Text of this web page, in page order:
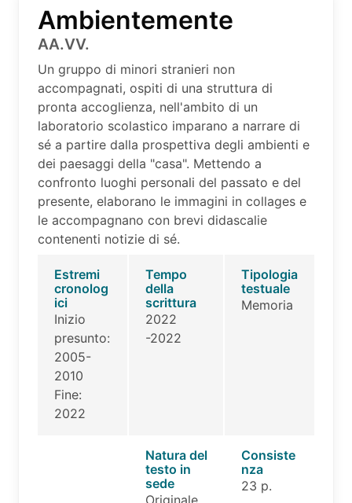
Ambientemente
AA.VV.
Un gruppo di minori stranieri non
accompagnati, ospiti di una struttura di
pronta accoglienza, nell'ambito di un
laboratorio scolastico imparano a narrare di
sé a partire dalla prospettiva degli ambienti e
dei paesaggi della "casa". Mettendo a
confronto luoghi personali del passato e del
presente, elaborano le immagini in collages e
le accompagnano con brevi didascalie
contenenti notizie di sé.
Estremi
cronolog
ici
Inizio
presunto:
2005-
2010
Fine:
2022
Tempo
della
scrittura
2022
-2022
Tipologia
testuale
Memoria
Natura del
testo in
sede
Originale
Consiste
nza
23 p.